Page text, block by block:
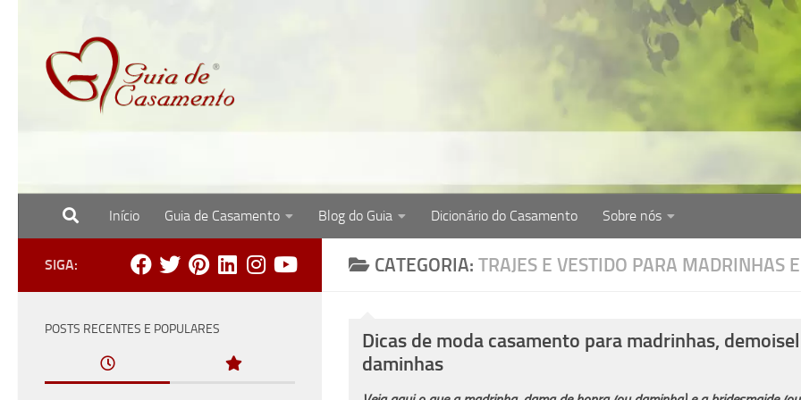
Site com o melhor para noivas, noivos e recém-casados. Dicas de como organizar casamento,
Início Guia de Casamento Blog do Guia Dicionário do Casamento Sobre nós
CATEGORIA: TRAJES E VESTIDO PARA MADRINHAS
Dicas de moda casamento para madrinhas,
daminhas
SIGA:
POSTS RECENTES E POPULARES